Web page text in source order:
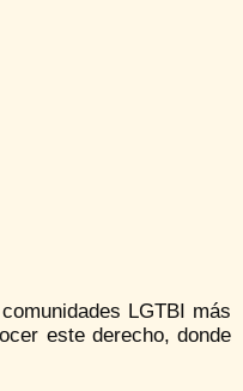
LGTBI más
este derecho, donde